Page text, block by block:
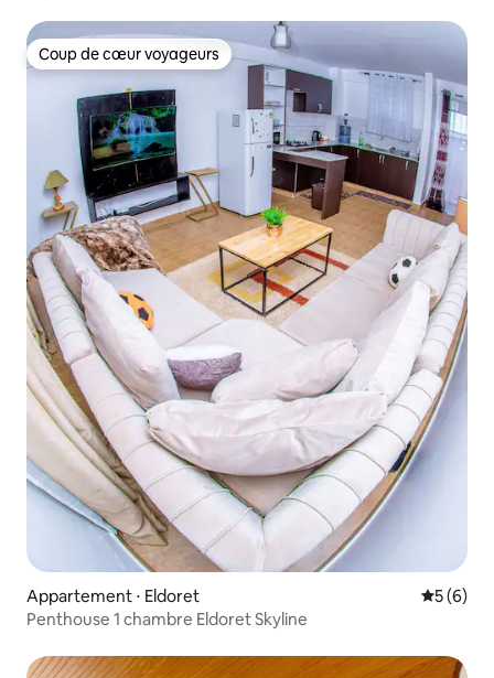
Coup de cœur voyageurs
Coup de cœur voyageurs
Appartement ⋅ Eldoret
5 (6)
Penthouse 1 chambre Eldoret Skyline